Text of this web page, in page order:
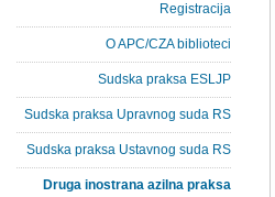
Registracija
O APC/CZA biblioteci
Sudska praksa ESLJP
Sudska praksa Upravnog suda RS
Sudska praksa Ustavnog suda RS
Druga inostrana azilna praksa